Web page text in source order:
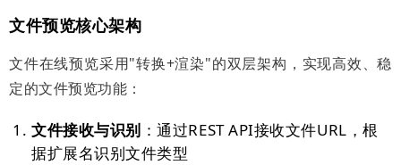
文件预览核心架构
文件在线预览采用"转换+渲染"的双层架构，实现高效、稳
定的文件预览功能：
文件接收与识别 ：通过REST API接收文件URL，根
据扩展名识别文件类型